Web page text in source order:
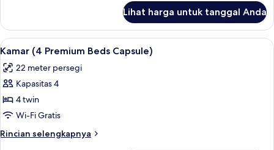
Kamar
(4
Beds
Capsule)
Lihat harga untuk tanggal Anda
Lihat
semua
foto
untuk
Kamar
(4
Premium
Beds
Kamar (4 Premium Beds Capsule) |
5
Kamar (4 Premium Beds Capsule)
22 meter persegi
Kapasitas 4
4 twin
Wi-Fi Gratis
Rincian selengkapnya
Rincian